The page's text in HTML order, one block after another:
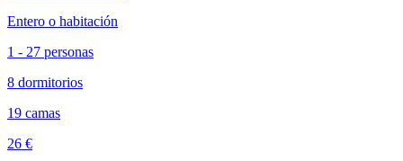
Entero o habitación
1 - 27 personas
8 dormitorios
19 camas
26 €